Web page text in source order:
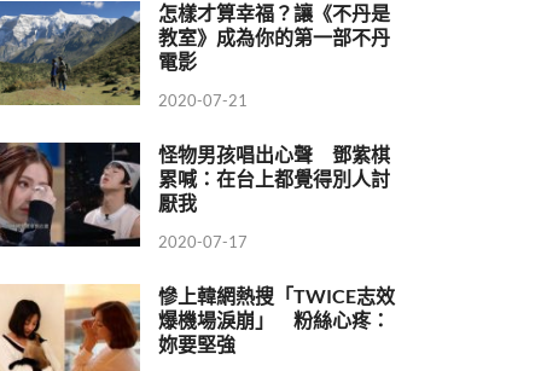
怎樣才算幸福？讓《不丹是
教室》成為你的第一部不丹
電影
2020-07-21
怪物男孩唱出心聲 鄧紫棋
累喊：在台上都覺得別人討
厭我
2020-07-17
慘上韓網熱搜「TWICE志效
爆機場淚崩」 粉絲心疼：
妳要堅強